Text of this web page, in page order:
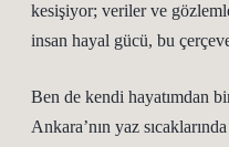
kesişiyor; veriler ve
insan hayal gücü, bu
Ben de kendi hayatımdan
Ankara’nın yaz